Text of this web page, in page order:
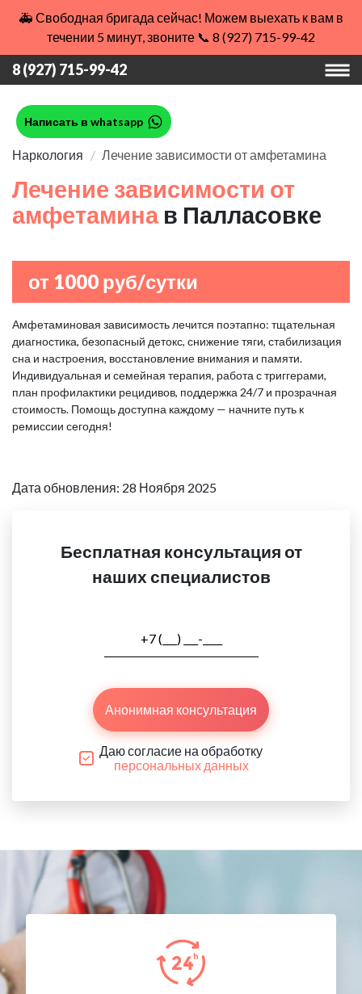
🚑 Свободная бригада сейчас! Можем выехать к вам в
течении 5 минут, звоните 📞 8 (927) 715-99-42
8 (927) 715-99-42
Написать в whatsapp
Наркология Лечение зависимости от амфетамина
Лечение зависимости от
амфетамина в Палласовке
от 1000 руб/сутки
Амфетаминовая зависимость лечится поэтапно: тщательная
диагностика, безопасный детокс, снижение тяги, стабилизация
сна и настроения, восстановление внимания и памяти.
Индивидуальная и семейная терапия, работа с триггерами,
план профилактики рецидивов, поддержка 24/7 и прозрачная
стоимость. Помощь доступна каждому — начните путь к
ремиссии сегодня!
Дата обновления: 28 Ноября 2025
Бесплатная консультация от
наших специалистов
Анонимная консультация
Даю согласие на обработку
персональных данных